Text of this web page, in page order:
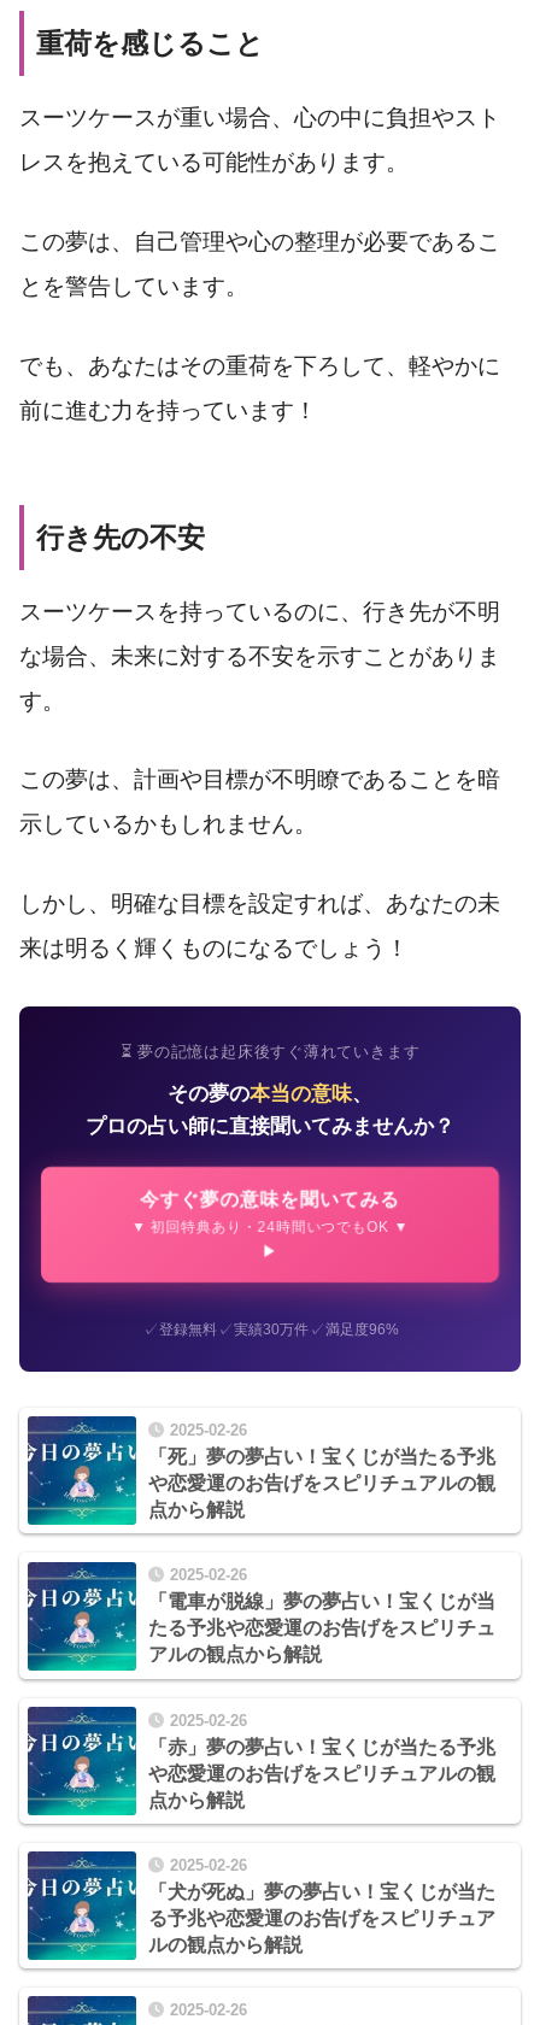
重荷を感じること
スーツケースが重い場合、心の中に負担やスト
レスを抱えている可能性があります。
この夢は、自己管理や心の整理が必要であるこ
とを警告しています。
でも、あなたはその重荷を下ろして、軽やかに
前に進む力を持っています！
行き先の不安
スーツケースを持っているのに、行き先が不明
な場合、未来に対する不安を示すことがありま
す。
この夢は、計画や目標が不明瞭であることを暗
示しているかもしれません。
しかし、明確な目標を設定すれば、あなたの未
来は明るく輝くものになるでしょう！
⏳ 夢の記憶は起床後すぐ薄れていきます
その夢の本当の意味、
プロの占い師に直接聞いてみませんか？
今すぐ夢の意味を聞いてみる
▼ 初回特典あり・24時間いつでもOK ▼
✓登録無料✓実績30万件✓満足度96%
2025-02-26
「死」夢の夢占い！宝くじが当たる予兆
や恋愛運のお告げをスピリチュアルの観
点から解説
2025-02-26
「電車が脱線」夢の夢占い！宝くじが当
たる予兆や恋愛運のお告げをスピリチュ
アルの観点から解説
2025-02-26
「赤」夢の夢占い！宝くじが当たる予兆
や恋愛運のお告げをスピリチュアルの観
点から解説
2025-02-26
「犬が死ぬ」夢の夢占い！宝くじが当た
る予兆や恋愛運のお告げをスピリチュア
ルの観点から解説
2025-02-26